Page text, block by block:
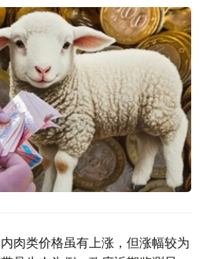
肉类价格虽有上涨，但涨幅较为